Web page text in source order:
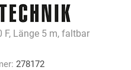
F, Länge 5 m, faltbar
278172